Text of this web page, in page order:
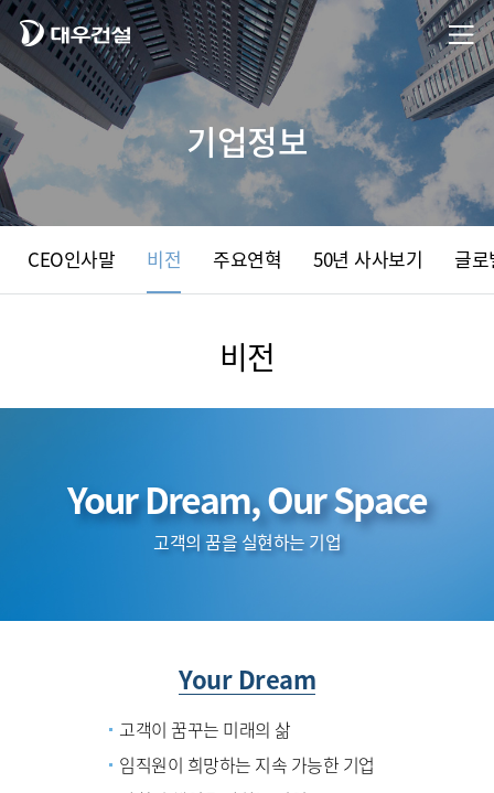
기업정보
CEO인사말 비전 주요연혁 50년 사사보기 글로
비전
Your Dream, Our Space
고객의 꿈을 실현하는 기업
Your Dream
고객이 꿈꾸는 미래의 삶
임직원이 희망하는 지속 가능한 기업